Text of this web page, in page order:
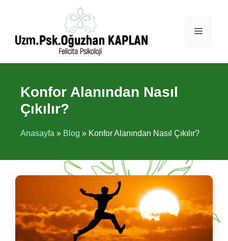
Menü
Konfor Alanından Nasıl
Çıkılır?
Anasayfa » Blog » Konfor Alanından Nasıl Çıkılır?